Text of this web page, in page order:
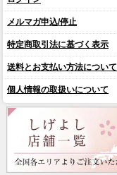
メルマガ申込/停止
特定商取引法に基づく表示
送料とお支払い方法について
個人情報の取扱いについて